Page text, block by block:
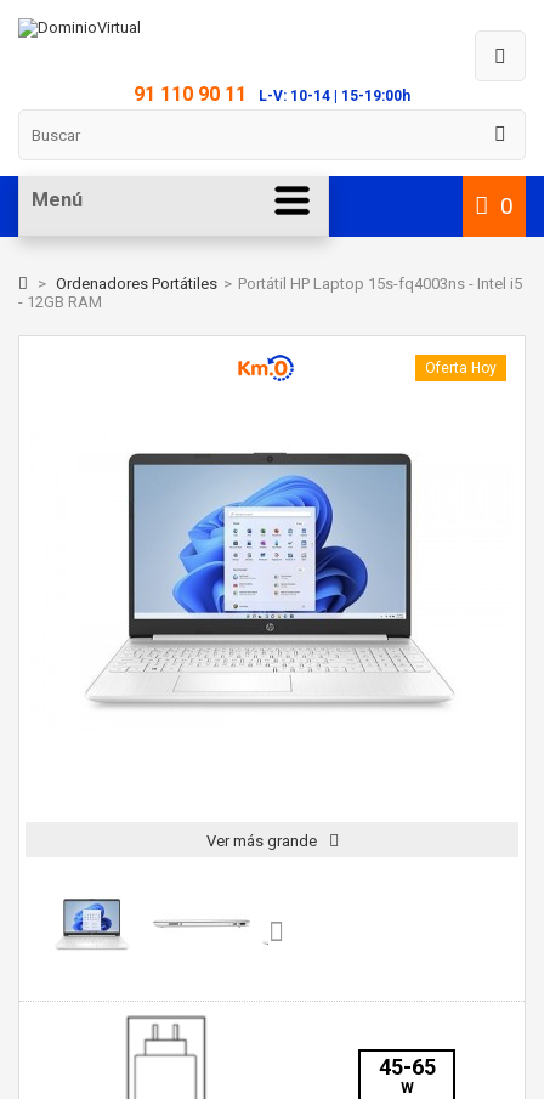
91 110 90 11 L-V: 10-14 | 15-19:00h
0
Menú
> Ordenadores Portátiles > Portátil HP Laptop 15s-fq4003ns - Intel i5
- 12GB RAM
Oferta Hoy
Ver más grande
45-65
W